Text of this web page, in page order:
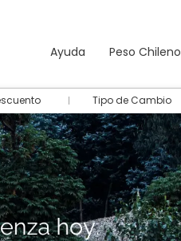
Ayuda Peso Chileno
Tipo de Cambio